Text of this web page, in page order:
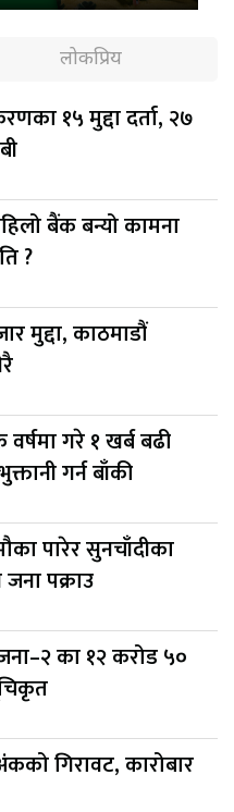
लोकप्रिय
१५ मुद्दा दर्ता, २७
बैंक बन्यो कामना
?
मुद्दा, काठमाडौं
गरे १ खर्ब बढी
गर्न बाँकी
पारेर सुनचाँदीका
पक्राउ
का १२ करोड ५०
गिरावट, कारोबार